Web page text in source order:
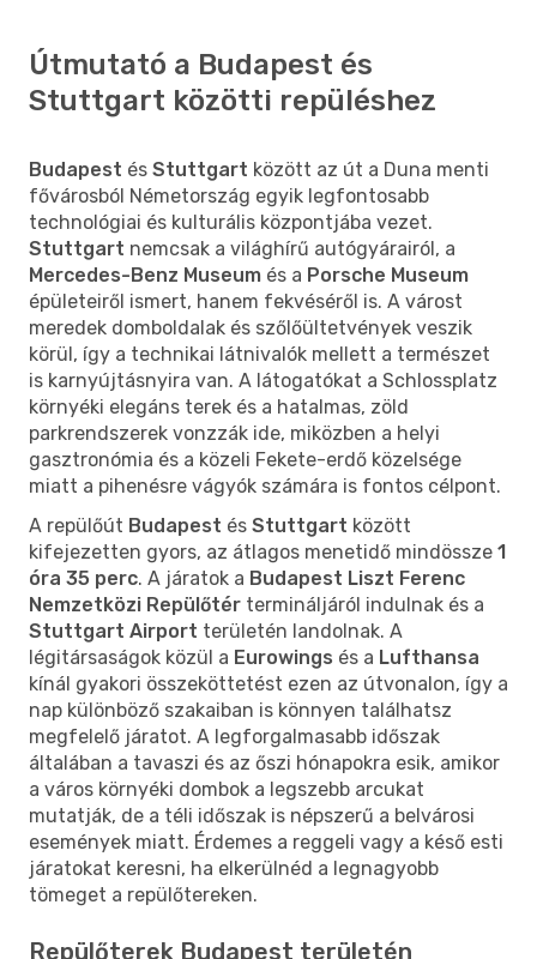
Útmutató a Budapest és
Stuttgart közötti repüléshez
Budapest és Stuttgart között az út a Duna menti
fővárosból Németország egyik legfontosabb
technológiai és kulturális központjába vezet.
Stuttgart nemcsak a világhírű autógyárairól, a
Mercedes-Benz Museum és a Porsche Museum
épületeiről ismert, hanem fekvéséről is. A várost
meredek domboldalak és szőlőültetvények veszik
körül, így a technikai látnivalók mellett a természet
is karnyújtásnyira van. A látogatókat a Schlossplatz
környéki elegáns terek és a hatalmas, zöld
parkrendszerek vonzzák ide, miközben a helyi
gasztronómia és a közeli Fekete-erdő közelsége
miatt a pihenésre vágyók számára is fontos célpont.
A repülőút Budapest és Stuttgart között
kifejezetten gyors, az átlagos menetidő mindössze 1
óra 35 perc. A járatok a Budapest Liszt Ferenc
Nemzetközi Repülőtér termináljáról indulnak és a
Stuttgart Airport területén landolnak. A
légitársaságok közül a Eurowings és a Lufthansa
kínál gyakori összeköttetést ezen az útvonalon, így a
nap különböző szakaiban is könnyen találhatsz
megfelelő járatot. A legforgalmasabb időszak
általában a tavaszi és az őszi hónapokra esik, amikor
a város környéki dombok a legszebb arcukat
mutatják, de a téli időszak is népszerű a belvárosi
események miatt. Érdemes a reggeli vagy a késő esti
járatokat keresni, ha elkerülnéd a legnagyobb
tömeget a repülőtereken.
Repülőterek Budapest területén